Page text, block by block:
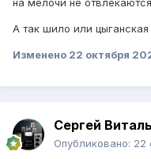
на мелочи не
А так шило или
Изменено 22 октября
Сергей
Опубликовано: 22